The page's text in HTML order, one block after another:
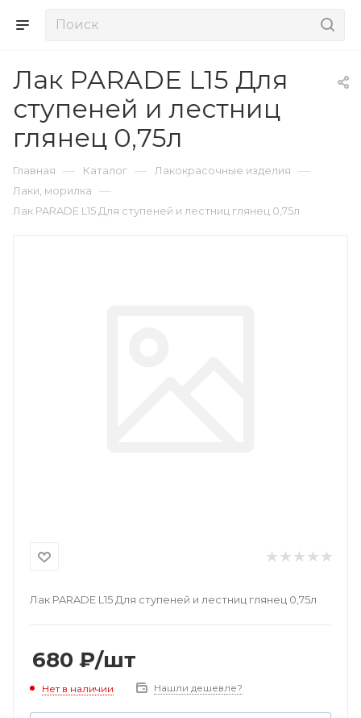
Лак PARADE L15 Для
ступеней и лестниц
глянец 0,75л
Главная — Каталог — Лакокрасочные изделия —
Лаки, морилка —
Лак PARADE L15 Для ступеней и лестниц глянец 0,75л
Лак PARADE L15 Для ступеней и лестниц глянец 0,75л
680 ₽/шт
Нет в наличии Нашли дешевле?